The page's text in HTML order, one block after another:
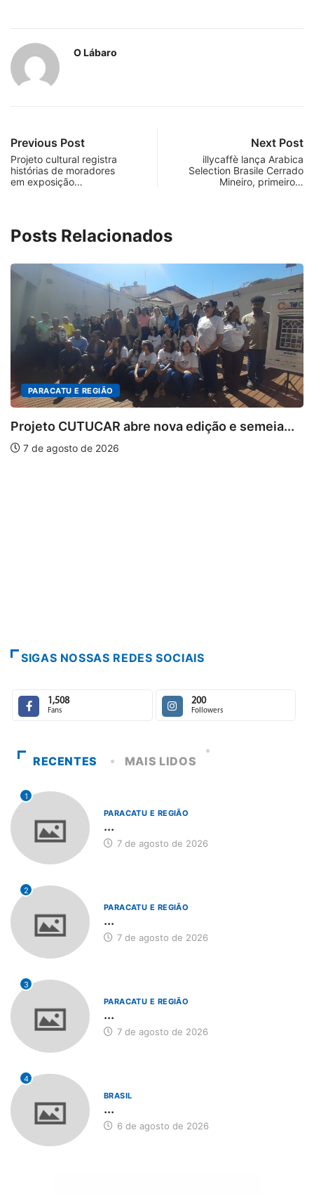
O Lábaro
Previous Post
Projeto cultural registra
histórias de moradores
em exposição…
Next Post
illycaffè lança Arabica
Selection Brasile Cerrado
Mineiro, primeiro…
Posts Relacionados
e semeia...
SIGAS NOSSAS REDES SOCIAIS
1,508
Fans
200
Followers
RECENTES MAIS LIDOS
1
PARACATU E REGIÃO
...
7 de agosto de 2026
2
PARACATU E REGIÃO
...
7 de agosto de 2026
3
PARACATU E REGIÃO
...
7 de agosto de 2026
4
BRASIL
...
6 de agosto de 2026